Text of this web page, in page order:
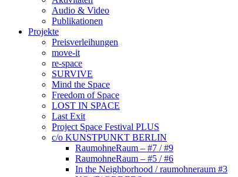
Audio & Video
Publikationen
Projekte
Preisverleihungen
move-it
re-space
SURVIVE
Mind the Space
Freedom of Space
LOST IN SPACE
Last Exit
Project Space Festival PLUS
c/o KUNSTPUNKT BERLIN
RaumohneRaum – #7 / #9
RaumohneRaum – #5 / #6
In the Neighborhood / raumohneraum #3